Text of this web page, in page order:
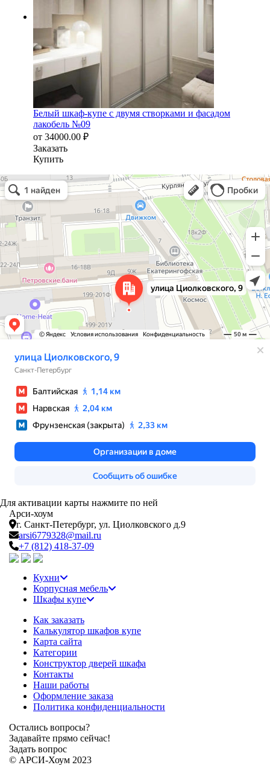
Белый шкаф-купе с двумя створками и фасадом
лакобель №09
от 34000.00 ₽
Заказать
Купить
Для активации карты нажмите по ней
Арси-хоум
г. Санкт-Петербург, ул. Циолковского д.9
arsi6779328@mail.ru
+7 (812) 418-37-09
Кухни
Корпусная мебель
Шкафы купе
Как заказать
Калькулятор шкафов купе
Карта сайта
Категории
Конструктор дверей шкафа
Контакты
Наши работы
Оформление заказа
Политика конфиденциальности
Остались вопросы?
Задавайте прямо сейчас!
Задать вопрос
© АРСИ-Хоум 2023